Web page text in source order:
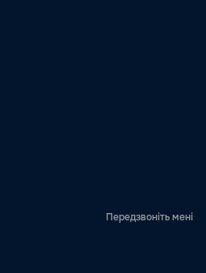
Передзвоніть мені